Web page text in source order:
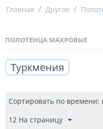
Главная / Другое /
ПОЛОТЕНЦА МАХРОВЫЕ
Туркмения
Сортировать по
12 На страницу